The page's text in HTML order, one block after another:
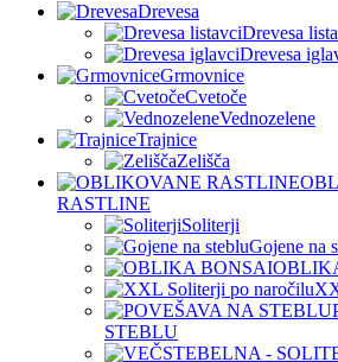
Drevesa
Drevesa
Drevesa
Grmovnice
Cvetoče
Vednozelene
Trajnice
Zelišča
RASTLINE
Soliterji
Gojene na
STEBLU